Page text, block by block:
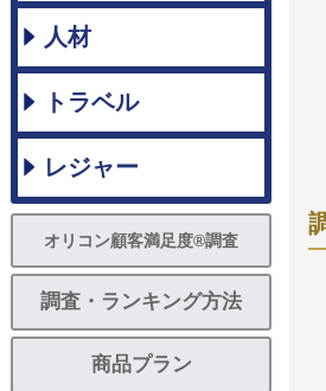
人材
トラベル
レジャー
オリコン顧客満足度®調査
調査・ランキング方法
商品プラン